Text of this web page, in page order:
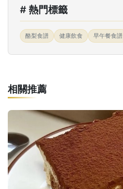
# 熱門標籤
酪梨食譜 健康飲食 早午餐食譜
相關推薦